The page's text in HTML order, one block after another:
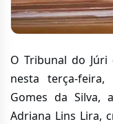
O Tribunal do
nesta terça-
Gomes da Silva,
Adriana Lins Lira,